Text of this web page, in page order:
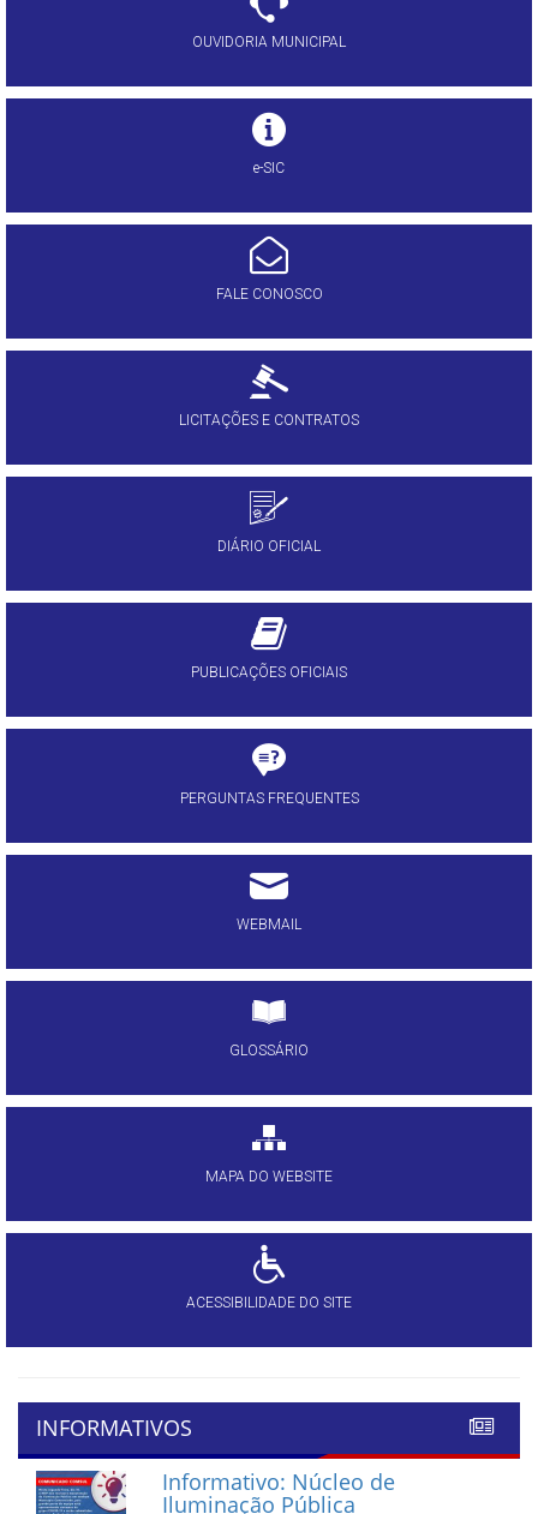
OUVIDORIA MUNICIPAL
e-SIC
FALE CONOSCO
LICITAÇÕES E CONTRATOS
DIÁRIO OFICIAL
PUBLICAÇÕES OFICIAIS
PERGUNTAS FREQUENTES
WEBMAIL
GLOSSÁRIO
MAPA DO WEBSITE
ACESSIBILIDADE DO SITE
INFORMATIVOS
Informativo: Núcleo de
Iluminação Pública